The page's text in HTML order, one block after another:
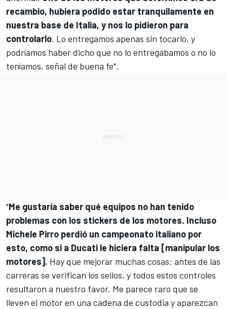
recambio, hubiera podido estar tranquilamente en
nuestra base de Italia, y nos lo pidieron para
controlarlo. Lo entregamos apenas sin tocarlo, y
podríamos haber dicho que no lo entregábamos o no lo
teníamos, señal de buena fe".
"Me gustaría saber qué equipos no han tenido
problemas con los stickers de los motores. Incluso
Michele Pirro perdió un campeonato italiano por
esto, como si a Ducati le hiciera falta [manipular los
motores]. Hay que mejorar muchas cosas: antes de las
carreras se verifican los sellos, y todos estos controles
resultaron a nuestro favor. Me parece raro que se
lleven el motor en una cadena de custodia y aparezcan